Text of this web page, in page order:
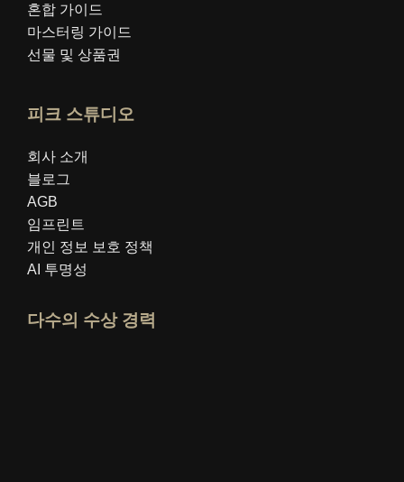
혼합 가이드
마스터링 가이드
선물 및 상품권
피크 스튜디오
회사 소개
블로그
AGB
임프린트
개인 정보 보호 정책
AI 투명성
다수의 수상 경력